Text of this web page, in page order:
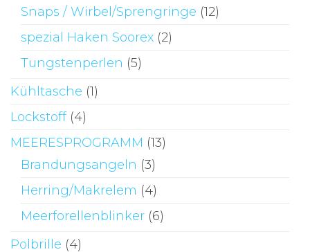
Snaps / Wirbel/Sprengringe (12)
spezial Haken Soorex (2)
Tungstenperlen (5)
Kühltasche (1)
Lockstoff (4)
MEERESPROGRAMM (13)
Brandungsangeln (3)
Herring/Makrelem (4)
Meerforellenblinker (6)
Polbrille (4)